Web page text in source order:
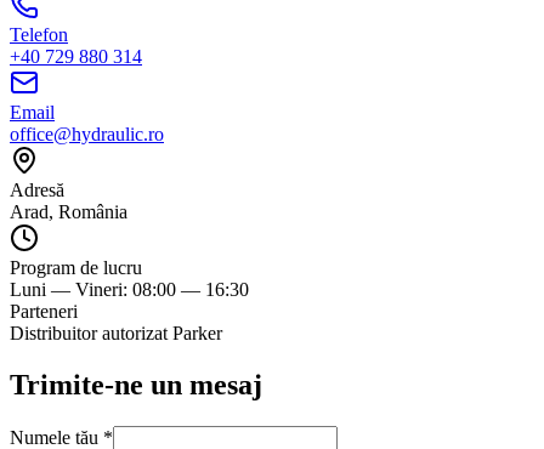
Telefon
+40 729 880 314
Email
office@hydraulic.ro
Adresă
Arad, România
Program de lucru
Luni — Vineri: 08:00 — 16:30
Parteneri
Distribuitor autorizat Parker
Trimite-ne un mesaj
Numele tău *